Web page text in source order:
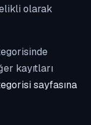
olarak
kayıtları
sayfasına